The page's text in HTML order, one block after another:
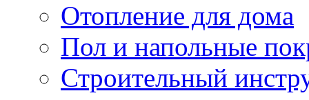
Отопление для дома
Пол и напольные
Строительный